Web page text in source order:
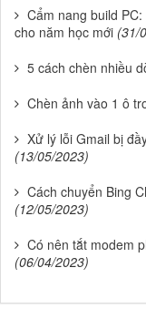
Cẩm nang build
cho năm học mới (31/
5 cách chèn nhiều
Chèn ảnh vào 1 ô
Xử lý lỗi Gmail bị
(13/05/2023)
Cách chuyển Bing
(12/05/2023)
Có nên tắt modem
(06/04/2023)